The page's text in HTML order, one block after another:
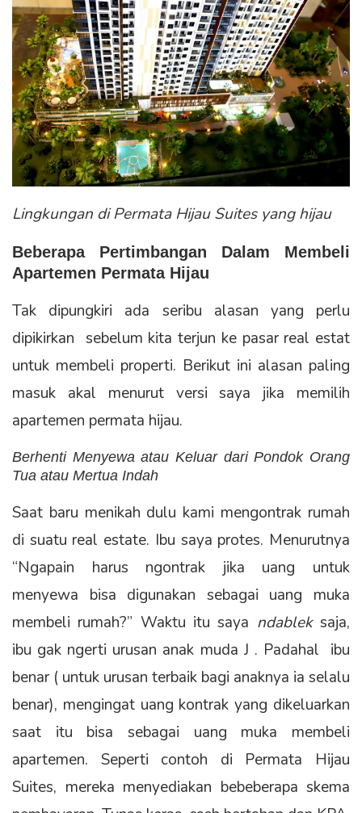
Lingkungan di Permata Hijau Suites yang hijau
Beberapa Pertimbangan Dalam Membeli
Apartemen Permata Hijau
Tak dipungkiri ada seribu alasan yang perlu
dipikirkan sebelum kita terjun ke pasar real estat
untuk membeli properti. Berikut ini alasan paling
masuk akal menurut versi saya jika memilih
apartemen permata hijau.
Berhenti Menyewa atau Keluar dari Pondok Orang
Tua atau Mertua Indah
Saat baru menikah dulu kami mengontrak rumah
di suatu real estate. Ibu saya protes. Menurutnya
“Ngapain harus ngontrak jika uang untuk
menyewa bisa digunakan sebagai uang muka
membeli rumah?” Waktu itu saya ndableksaja,
ibu gak ngerti urusan anak muda J . Padahal ibu
benar ( untuk urusan terbaik bagi anaknya ia selalu
benar), mengingat uang kontrak yang dikeluarkan
saat itu bisa sebagai uang muka membeli
apartemen. Seperti contoh di Permata Hijau
Suites, mereka menyediakan bebeberapa skema